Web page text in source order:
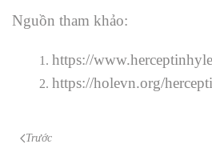
Nguồn tham khảo:
https://
https://holevn.org/
Trước